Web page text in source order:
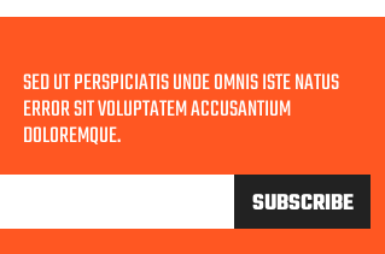
SED UT PERSPICIATIS UNDE OMNIS ISTE NATUS
ERROR SIT VOLUPTATEM ACCUSANTIUM
DOLOREMQUE.